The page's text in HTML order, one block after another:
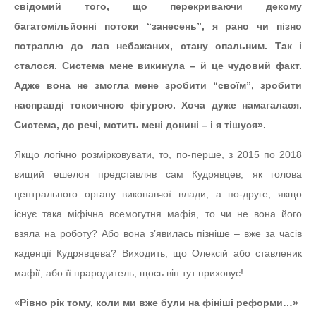
свідомий того, що перекриваючи декому
багатомільйонні потоки “занесень”, я рано чи пізно
потраплю до лав небажаних, стану опальним. Так і
сталося. Система мене викинула – й це чудовий факт.
Адже вона не змогла мене зробити “своїм”, зробити
насправді токсичною фігурою. Хоча дуже намагалася.
Система, до речі, мстить мені донині – і я тішуся».
Якщо логічно розмірковувати, то, по-перше, з 2015 по 2018
вищий ешелон представляв сам Кудрявцев, як голова
центрального органу виконавчої влади, а по-друге, якщо
існує така міфічна всемогутня мафія, то чи не вона його
взяла на роботу? Або вона з’явилась пізніше – вже за часів
каденції Кудрявцева? Виходить, що Олексій або ставленик
мафії, або її прародитель, щось він тут приховує!
«Рівно рік тому, коли ми вже були на фініші реформи…»